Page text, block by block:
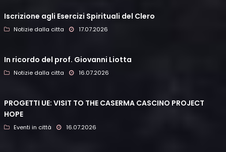
Iscrizione agli Esercizi Spirituali del Clero
Notizie dalla citta 17.07.2026
In ricordo del prof. Giovanni Liotta
Notizie dalla citta 16.07.2026
PROGETTI UE: VISIT TO THE CASERMA CASCINO PROJECT
HOPE
Eventi in città 16.07.2026